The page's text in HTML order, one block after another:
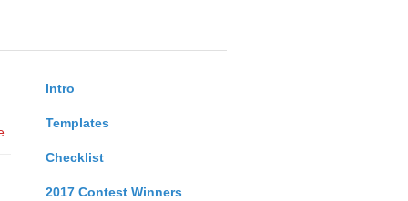
Intro
Templates
Checklist
2017 Contest Winners